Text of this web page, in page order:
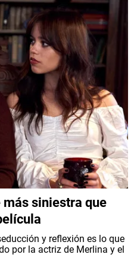
más siniestra que
y reflexión es lo que
por la actriz de Merlina y el